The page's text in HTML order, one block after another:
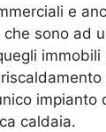
e
sono ad
immobili
impianto
caldaia.